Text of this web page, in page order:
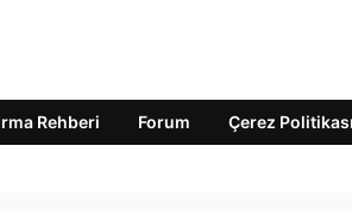
Rehberi Forum Çerez Politikası